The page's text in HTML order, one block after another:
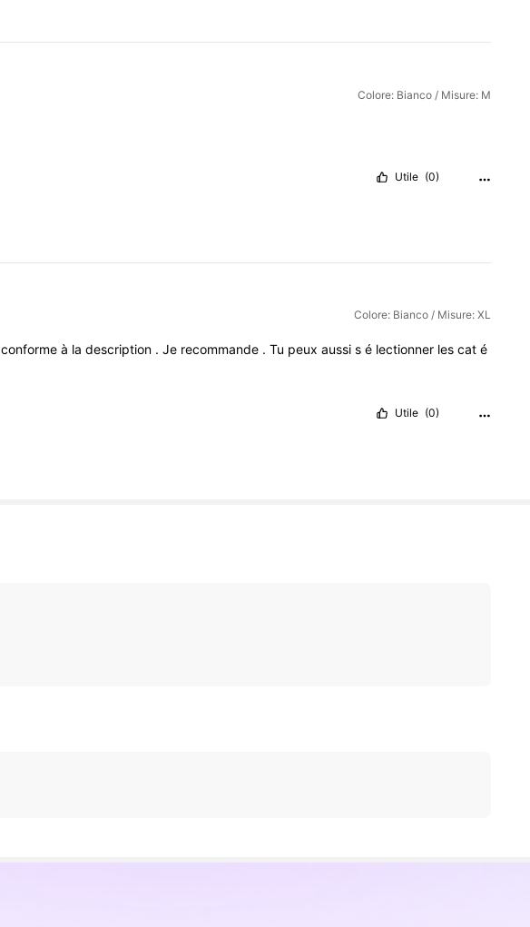
Colore: Bianco / Misure: M
Utile (0)
Colore: Bianco / Misure: XL
conforme à la description . Je recommande . Tu peux aussi s é lectionner les cat é
Utile (0)